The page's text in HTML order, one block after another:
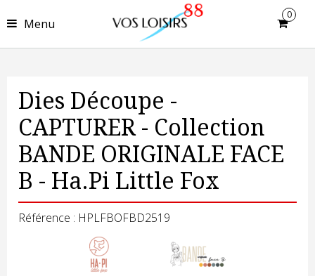
Menu
0
Dies Découpe -
CAPTURER - Collection
BANDE ORIGINALE FACE
B - Ha.Pi Little Fox
Référence : HPLFBOFBD2519